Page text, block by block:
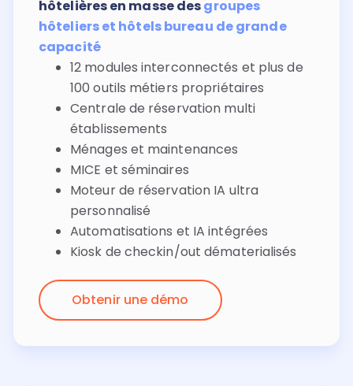
hôtelières en massedesgroupes
hôteliers et hôtels bureau de grande
capacité
12 modules interconnectés et plus de
100 outils métiers propriétaires
Centrale de réservation multi
établissements
Ménages et maintenances
MICE et séminaires
Moteur de réservation IA ultra
personnalisé
Automatisations et IA intégrées
Kiosk de checkin/out dématerialisés
Obtenir une démo